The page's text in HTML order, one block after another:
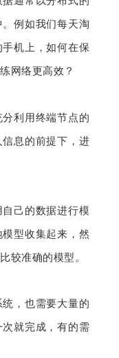
例如我们每天淘
机上，如何在保
网络更高效？
利用终端节点的
息的前提下，进
己的数据进行模
型收集起来，然
较准确的模型。
，也需要大量的
就完成，有的需